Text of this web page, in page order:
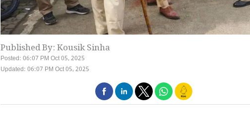
Published By: Kousik Sinha
Posted: 06:07 PM Oct 05, 2025
Updated: 06:07 PM Oct 05, 2025